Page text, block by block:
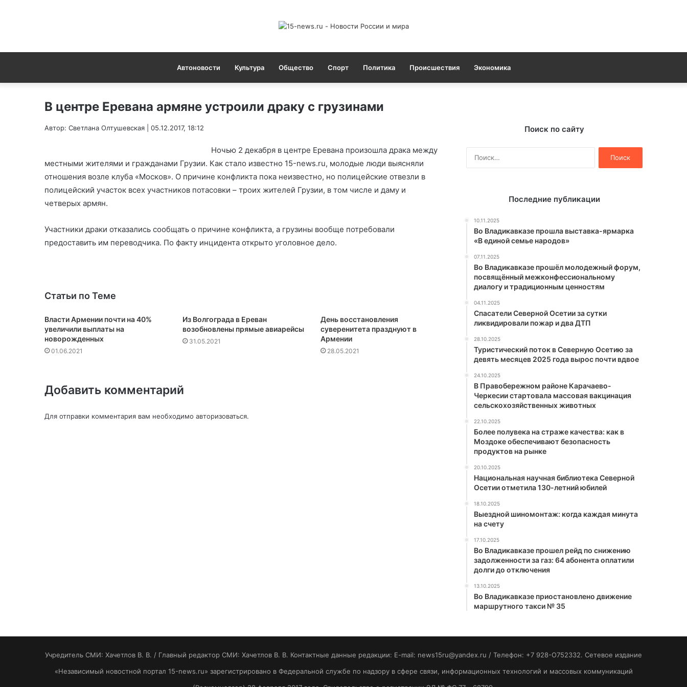
Автоновости Культура Общество Спорт Политика Происшествия Экономика
В центре Еревана армяне устроили драку с грузинами
Автор: Светлана Олтушевская | 05.12.2017, 18:12
Ночью 2 декабря в центре Еревана произошла драка между
местными жителями и гражданами Грузии. Как стало известно 15-news.ru, молодые люди выясняли
отношения возле клуба «Москов». О причине конфликта пока неизвестно, но полицейские отвезли в
полицейский участок всех участников потасовки – троих жителей Грузии, в том числе и даму и
четверых армян.
Участники драки отказались сообщать о причине конфликта, а грузины вообще потребовали
предоставить им переводчика. По факту инцидента открыто уголовное дело.
Статьи по Теме
Власти Армении почти на 40%
увеличили выплаты на
новорожденных
01.06.2021
Из Волгограда в Ереван
возобновлены прямые авиарейсы
31.05.2021
День восстановления
суверенитета празднуют в
Армении
28.05.2021
Добавить комментарий
Для отправки комментария вам необходимо авторизоваться.
Поиск по сайту
Последние публикации
10.11.2025
Во Владикавказе прошла выставка-ярмарка
«В единой семье народов»
07.11.2025
Во Владикавказе прошёл молодежный форум,
посвящённый межконфессиональному
диалогу и традиционным ценностям
04.11.2025
Спасатели Северной Осетии за сутки
ликвидировали пожар и два ДТП
28.10.2025
Туристический поток в Северную Осетию за
девять месяцев 2025 года вырос почти вдвое
24.10.2025
В Правобережном районе Карачаево-
Черкесии стартовала массовая вакцинация
сельскохозяйственных животных
22.10.2025
Более полувека на страже качества: как в
Моздоке обеспечивают безопасность
продуктов на рынке
20.10.2025
Национальная научная библиотека Северной
Осетии отметила 130-летний юбилей
18.10.2025
Выездной шиномонтаж: когда каждая минута
на счету
17.10.2025
Во Владикавказе прошел рейд по снижению
задолженности за газ: 64 абонента оплатили
долги до отключения
13.10.2025
Во Владикавказе приостановлено движение
маршрутного такси № 35
Учредитель СМИ: Хaчeтлoв B. B. / Главный редактор СМИ: Хaчeтлoв B. B. Контактные данные редакции: E-mail: news15ru@yandex.ru / Телефон: +7 928-O752332. Сетевое издание
«Независимый новостной портал 15-news.ru» зарегистрировано в Федеральной службе по надзору в сфере связи, информационных технологий и массовых коммуникаций